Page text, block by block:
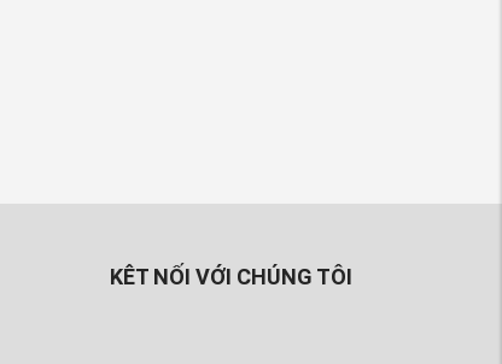
KÊT NỐI VỚI CHÚNG TÔI